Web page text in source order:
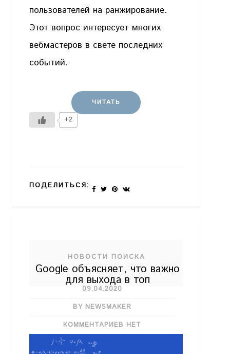
пользователей на ранжирование.
Этот вопрос интересует многих
вебмастеров в свете последних
событий.
ЧИТАТЬ
+2
ПОДЕЛИТЬСЯ:
НОВОСТИ ПОИСКА
Google объясняет, что важно
для выхода в топ
09.04.2020
BY NEWSMAKER
КОММЕНТАРИЕВ НЕТ